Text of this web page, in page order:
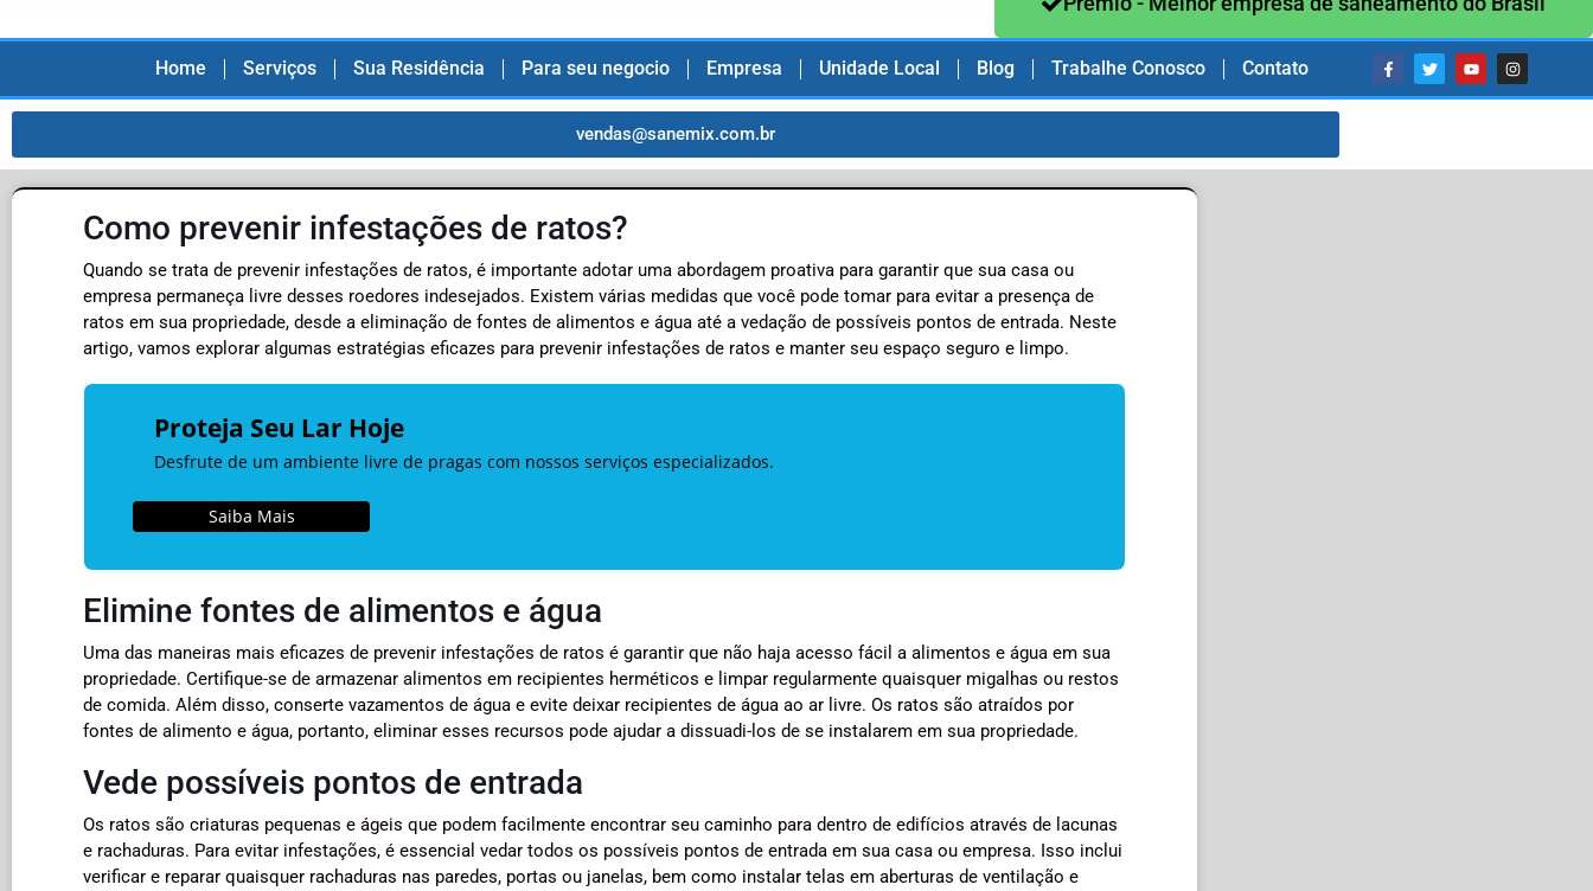
Home Serviços Sua Residência Para seu negocio Empresa Unidade Local Blog Trabalhe Conosco Contato
vendas@sanemix.com.br
Como prevenir infestações de ratos?
Quando se trata de prevenir infestações de ratos, é importante adotar uma abordagem proativa para garantir que sua casa ou
empresa permaneça livre desses roedores indesejados. Existem várias medidas que você pode tomar para evitar a presença de
ratos em sua propriedade, desde a eliminação de fontes de alimentos e água até a vedação de possíveis pontos de entrada. Neste
artigo, vamos explorar algumas estratégias eficazes para prevenir infestações de ratos e manter seu espaço seguro e limpo.
Proteja Seu Lar Hoje
Desfrute de um ambiente livre de pragas com nossos serviços especializados.
Saiba Mais
Elimine fontes de alimentos e água
Uma das maneiras mais eficazes de prevenir infestações de ratos é garantir que não haja acesso fácil a alimentos e água em sua
propriedade. Certifique-se de armazenar alimentos em recipientes herméticos e limpar regularmente quaisquer migalhas ou restos
de comida. Além disso, conserte vazamentos de água e evite deixar recipientes de água ao ar livre. Os ratos são atraídos por
fontes de alimento e água, portanto, eliminar esses recursos pode ajudar a dissuadi-los de se instalarem em sua propriedade.
Vede possíveis pontos de entrada
Os ratos são criaturas pequenas e ágeis que podem facilmente encontrar seu caminho para dentro de edifícios através de lacunas
e rachaduras. Para evitar infestações, é essencial vedar todos os possíveis pontos de entrada em sua casa ou empresa. Isso inclui
verificar e reparar quaisquer rachaduras nas paredes, portas ou janelas, bem como instalar telas em aberturas de ventilação e